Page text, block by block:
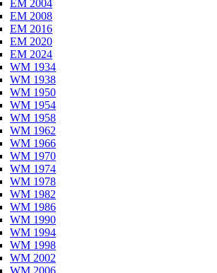
EM 2004
EM 2008
EM 2016
EM 2020
EM 2024
WM 1934
WM 1938
WM 1950
WM 1954
WM 1958
WM 1962
WM 1966
WM 1970
WM 1974
WM 1978
WM 1982
WM 1986
WM 1990
WM 1994
WM 1998
WM 2002
WM 2006